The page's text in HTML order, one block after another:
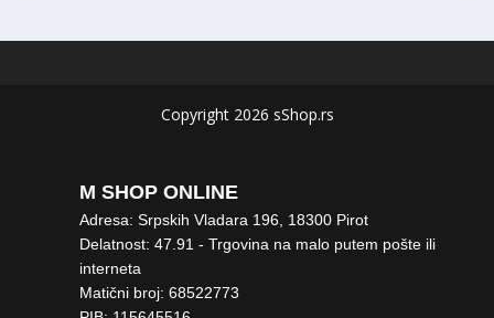
Copyright 2026 sShop.rs
M SHOP ONLINE
Adresa: Srpskih Vladara 196, 18300 Pirot
Delatnost: 47.91 - Trgovina na malo putem pošte ili
interneta
Matični broj: 68522773